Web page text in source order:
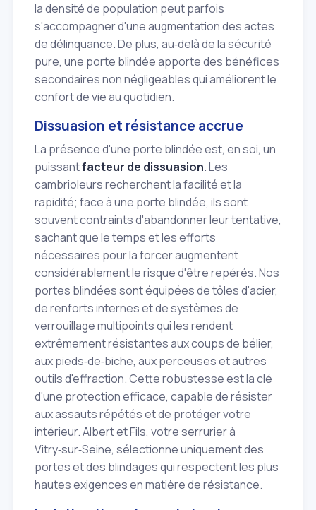
la densité de population peut parfois
s'accompagner d'une augmentation des actes
de délinquance. De plus, au‑delà de la sécurité
pure, une porte blindée apporte des bénéfices
secondaires non négligeables qui améliorent le
confort de vie au quotidien.
Dissuasion et résistance accrue
La présence d'une porte blindée est, en soi, un
puissantfacteur de dissuasion. Les
cambrioleurs recherchent la facilité et la
rapidité; face à une porte blindée, ils sont
souvent contraints d'abandonner leur tentative,
sachant que le temps et les efforts
nécessaires pour la forcer augmentent
considérablement le risque d'être repérés. Nos
portes blindées sont équipées de tôles d'acier,
de renforts internes et de systèmes de
verrouillage multipoints qui les rendent
extrêmement résistantes aux coups de bélier,
aux pieds‑de‑biche, aux perceuses et autres
outils d'effraction. Cette robustesse est la clé
d'une protection efficace, capable de résister
aux assauts répétés et de protéger votre
intérieur. Albert et Fils, votre serrurier à
Vitry‑sur‑Seine, sélectionne uniquement des
portes et des blindages qui respectent les plus
hautes exigences en matière de résistance.